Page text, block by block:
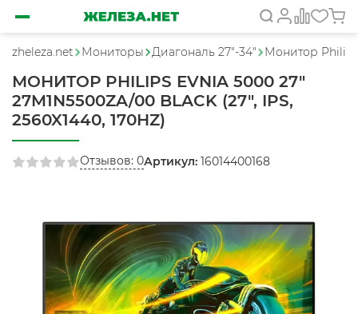
zheleza.net Мониторы Диагональ 27"-34" Монитор Philips
МОНИТОР PHILIPS EVNIA 5000 27"
27M1N5500ZA/00 BLACK (27", IPS,
2560X1440, 170HZ)
Отзывов: 0Артикул: 16014400168